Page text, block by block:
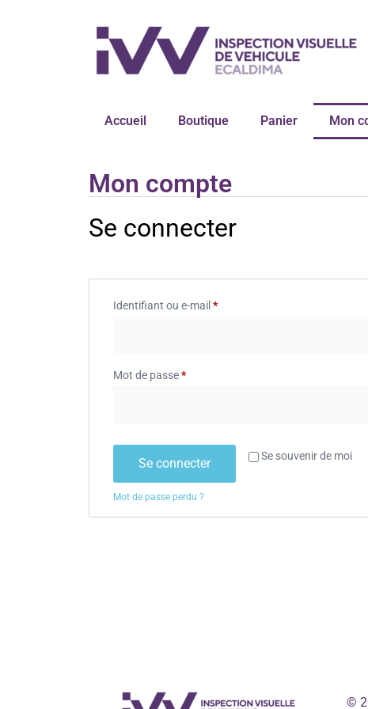
Accueil Boutique Panier Mon
Mon compte
Se connecter
Identifiant ou e-mail *
Mot de passe*
Se souvenir de moi
Se connecter
Mot de passe perdu ?
©